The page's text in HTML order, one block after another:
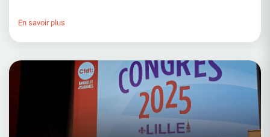
En savoir plus